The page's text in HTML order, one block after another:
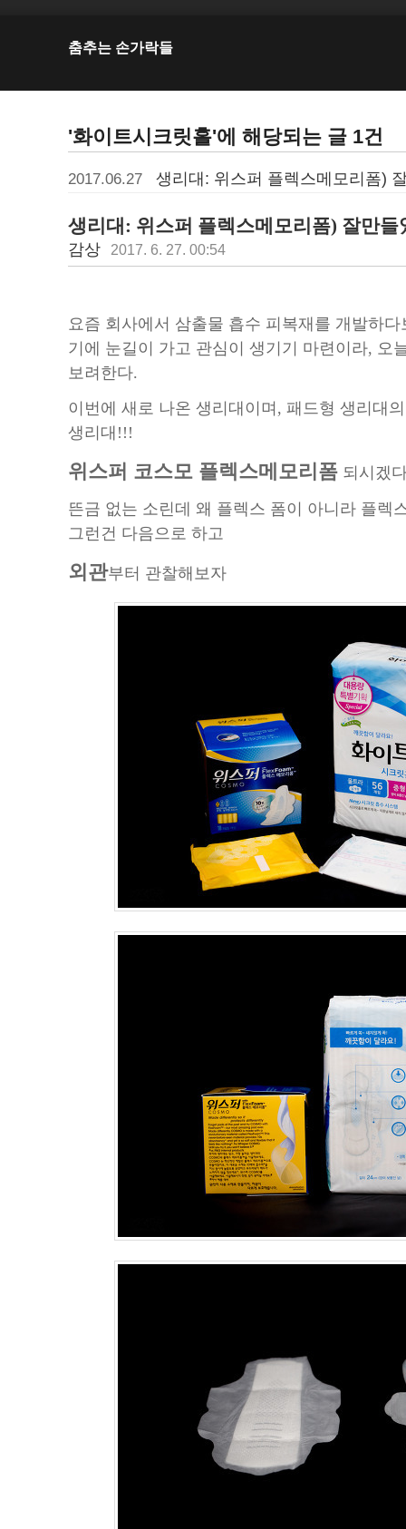
춤추는 손가락들
'화이트시크릿홀'에 해당되는 글 1건
2017.06.27 생리대: 위스퍼 플렉스메모리폼)
생리대: 위스퍼 플렉스메모리폼) 잘만
감상 2017. 6. 27. 00:54
요즘 회사에서 삼출물 흡수 피복재를 개발하
기에 눈길이 가고 관심이 생기기 마련이라, 오
보려한다.
이번에 새로 나온 생리대이며, 패드형 생리대
생리대!!!
위스퍼 코스모 플렉스메모리폼 되시겠
뜬금 없는 소린데 왜 플렉스 폼이 아니라 플렉
그런건 다음으로 하고
외관부터 관찰해보자